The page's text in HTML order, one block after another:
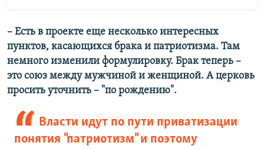
– Есть в проекте еще несколько интересных
пунктов, касающихся брака и патриотизма. Там
немного изменили формулировку. Брак теперь –
это союз между мужчиной и женщиной. А церковь
просить уточнить – "по рождению".
Власти идут по пути приватизации
понятия "патриотизм" и поэтому